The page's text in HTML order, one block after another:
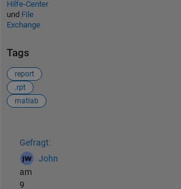
Hilfe-Center
und File
Exchange
Tags
report
.rpt
matlab
Gefragt:
John
am
9